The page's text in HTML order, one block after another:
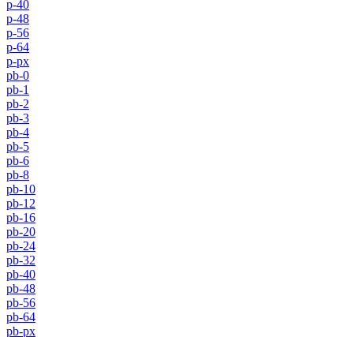
p-40
p-48
p-56
p-64
p-px
pb-0
pb-1
pb-2
pb-3
pb-4
pb-5
pb-6
pb-8
pb-10
pb-12
pb-16
pb-20
pb-24
pb-32
pb-40
pb-48
pb-56
pb-64
pb-px